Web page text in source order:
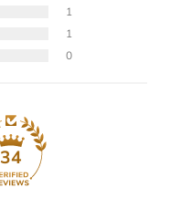
1
1
0
34